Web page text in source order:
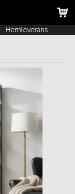
Hemleverans
Hemleverans